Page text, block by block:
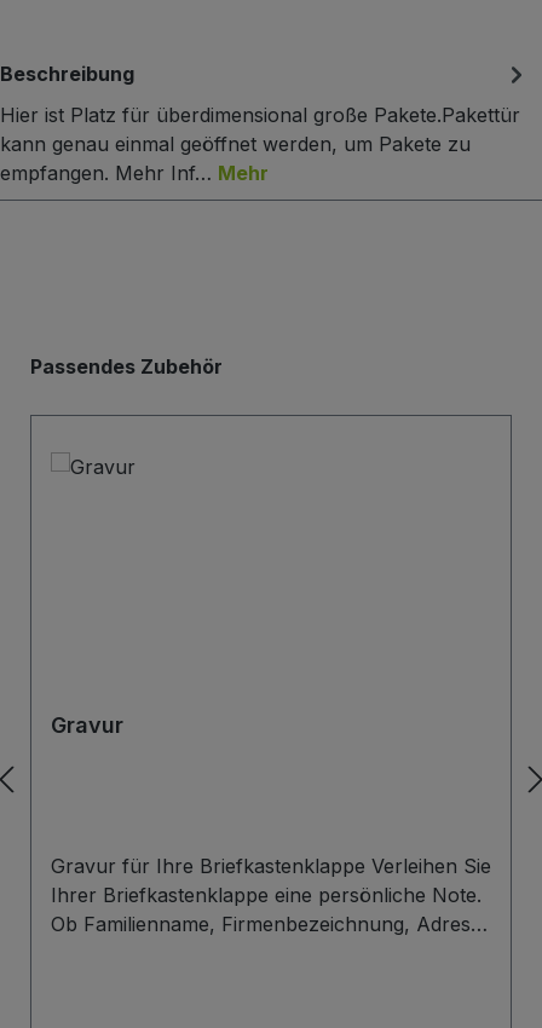
Beschreibung
Hier ist Platz für überdimensional große Pakete.Pakettür
kann genau einmal geöffnet werden, um Pakete zu
empfangen. Mehr Inf… Mehr
Produktgalerie überspringen
Passendes Zubehör
Gravur
Gravur für Ihre Briefkastenklappe Verleihen Sie
Ihrer Briefkastenklappe eine persönliche Note.
Ob Familienname, Firmenbezeichnung, Adresse